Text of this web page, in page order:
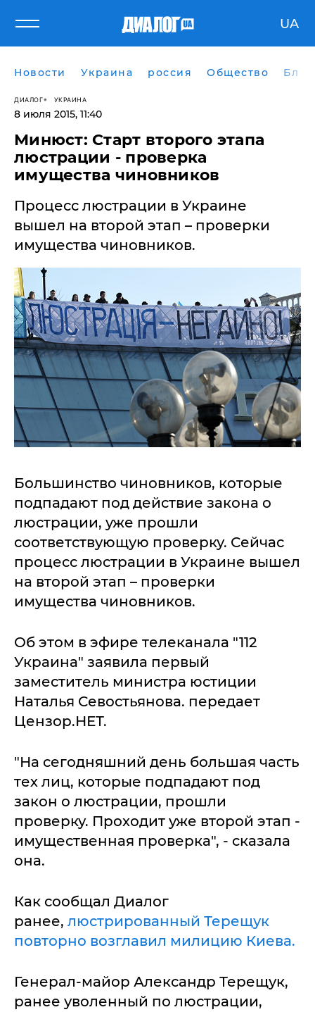
UA
Новости Украина россия Общество
ДИАЛОГ УКРАИНА
8 июля 2015, 11:40
Минюст: Старт второго этапа
люстрации - проверка
имущества чиновников
Процесс люстрации в Украине
вышел на второй этап – проверки
имущества чиновников.
Большинство чиновников, которые
подпадают под действие закона о
люстрации, уже прошли
соответствующую проверку. Сейчас
процесс люстрации в Украине вышел
на второй этап – проверки
имущества чиновников.
Об этом в эфире телеканала "112
Украина" заявила первый
заместитель министра юстиции
Наталья Севостьянова. передает
Цензор.НЕТ.
"На сегодняшний день большая часть
тех лиц, которые подпадают под
закон о люстрации, прошли
проверку. Проходит уже второй этап -
имущественная проверка", - сказала
она.
Как сообщал Диалог
ранее, люстрированный Терещук
повторно возглавил милицию Киева.
Генерал-майор Александр Терещук,
ранее уволенный по люстрации,